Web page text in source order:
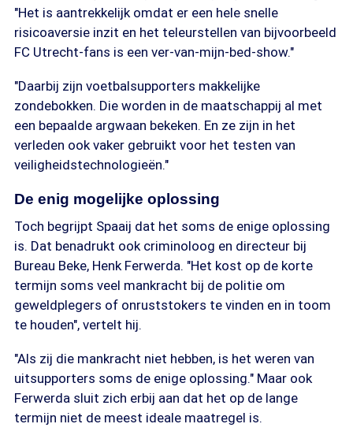
"Het is aantrekkelijk omdat er een hele snelle
risicoaversie inzit en het teleurstellen van bijvoorbeeld
FC Utrecht-fans is een ver-van-mijn-bed-show."
"Daarbij zijn voetbalsupporters makkelijke
zondebokken. Die worden in de maatschappij al met
een bepaalde argwaan bekeken. En ze zijn in het
verleden ook vaker gebruikt voor het testen van
veiligheidstechnologieën."
De enig mogelijke oplossing
Toch begrijpt Spaaij dat het soms de enige oplossing
is. Dat benadrukt ook criminoloog en directeur bij
Bureau Beke, Henk Ferwerda. "Het kost op de korte
termijn soms veel mankracht bij de politie om
geweldplegers of onruststokers te vinden en in toom
te houden", vertelt hij.
"Als zij die mankracht niet hebben, is het weren van
uitsupporters soms de enige oplossing." Maar ook
Ferwerda sluit zich erbij aan dat het op de lange
termijn niet de meest ideale maatregel is.